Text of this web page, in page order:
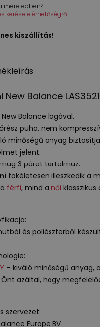
méretedben?
kérése elérhetőségről
kiszállítás!
New Balance
New Balance logóval.
puha, nem
minőségű anyag
jelent.
3 párat tartalmaz.
tökéletesen illeszkedik a
férfi, mind a női klasszikus
és poliészterből
– kiváló minőségű anyag,
azáltal, hogy
szervezet:
Europe BV